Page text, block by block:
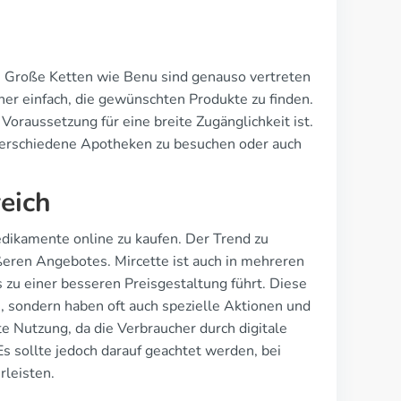
Ketten wie Benu sind genauso vertreten
einfach, die gewünschten Produkte zu finden.
für eine breite Zugänglichkeit ist.
Apotheken zu besuchen oder auch
online zu kaufen. Der Trend zu
Angebotes. Mircette ist auch in mehreren
einer besseren Preisgestaltung führt. Diese
haben oft auch spezielle Aktionen und
da die Verbraucher durch digitale
sollte jedoch darauf geachtet werden, bei